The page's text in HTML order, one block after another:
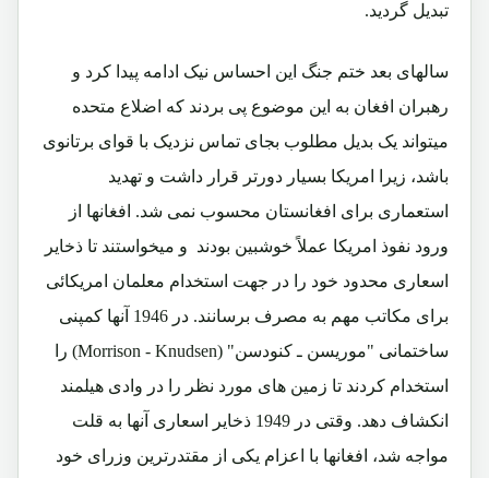
تبدیل گردید.
سالهای بعد ختم جنگ این احساس نیک ادامه پیدا کرد و
رهبران افغان به این موضوع پی بردند که اضلاع متحده
میتواند یک بدیل مطلوب بجای تماس نزدیک با قوای برتانوی
باشد، زیرا امریکا بسیار دورتر قرار داشت و تهدید
استعماری برای افغانستان محسوب نمی شد. افغانها از
ورود نفوذ امریکا عملاً خوشبین بودند و میخواستند تا ذخایر
اسعاری محدود خود را در جهت استخدام معلمان امریکائی
برای مکاتب مهم به مصرف برسانند. در 1946 آنها کمپنی
ساختمانی "موریسن ـ کنودسن" (Morrison - Knudsen) را
استخدام کردند تا زمین های مورد نظر را در وادی هیلمند
انکشاف دهد. وقتی در 1949 ذخایر اسعاری آنها به قلت
مواجه شد، افغانها با اعزام یکی از مقتدرترین وزرای خود